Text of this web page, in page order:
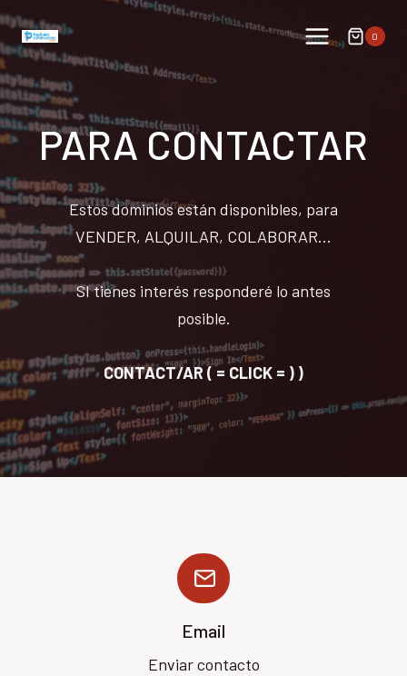
Skip
to
content
0
PARA CONTACTAR
Estos dominios están disponibles, para
VENDER, ALQUILAR, COLABORAR…
SI tienes interés responderé lo antes
posible.
CONTACT/AR ( = CLICK = ) )
Email
Enviar contacto